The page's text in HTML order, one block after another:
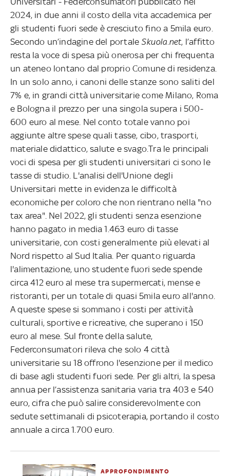
2024, in due anni il costo della vita accademica per
gli studenti fuori sede è cresciuto fino a 5mila euro.
Secondo un’indagine del portaleSkuola.net, l’affitto
resta la voce di spesa più onerosa per chi frequenta
un ateneo lontano dal proprio Comune di residenza.
In un solo anno, i canoni delle stanze sono saliti del
7% e, in grandi città universitarie come Milano, Roma
e Bologna il prezzo per una singola supera i 500-
600 euro al mese. Nel conto totale vanno poi
aggiunte altre spese quali tasse, cibo, trasporti,
materiale didattico, salute e svago.Tra le principali
voci di spesa per gli studenti universitari ci sono le
tasse di studio. L'analisi dell'Unione degli
Universitari mette in evidenza le difficoltà
economiche per coloro che non rientrano nella "no
tax area". Nel 2022, gli studenti senza esenzione
hanno pagato in media 1.463 euro di tasse
universitarie, con costi generalmente più elevati al
Nord rispetto al Sud Italia. Per quanto riguarda
l'alimentazione, uno studente fuori sede spende
circa 412 euro al mese tra supermercati, mense e
ristoranti, per un totale di quasi 5mila euro all'anno.
A queste spese si sommano i costi per attività
culturali, sportive e ricreative, che superano i 150
euro al mese. Sul fronte della salute,
Federconsumatori rileva che solo 4 città
universitarie su 18 offrono l'esenzione per il medico
di base agli studenti fuori sede. Per gli altri, la spesa
annua per l’assistenza sanitaria varia tra 403 e 540
euro, cifra che può salire considerevolmente con
sedute settimanali di psicoterapia, portando il costo
annuale a circa 1.700 euro.
APPROFONDIMENTO